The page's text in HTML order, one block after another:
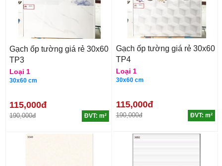
Gạch ốp tường giá rẻ 30x60
TP3
Loại 1
30x60 cm
115,000đ
190,000đ ĐVT: m²
Gạch ốp tường giá rẻ 30x60
TP4
Loại 1
30x60 cm
115,000đ
190,000đ ĐVT: m²